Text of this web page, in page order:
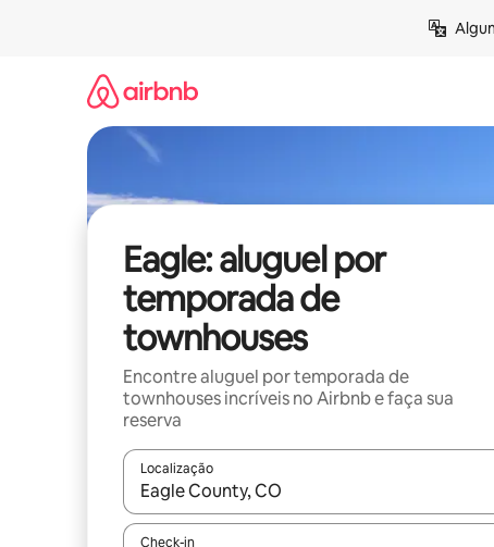
Eagle: aluguel por
temporada de
townhouses
Encontre aluguel por temporada de
townhouses incríveis no Airbnb e faça sua
reserva
Localização
Quando os resultados estiverem disponíveis,
Check-in